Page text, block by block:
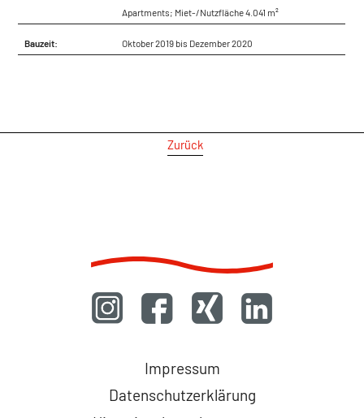
Apartments; Miet-/Nutzfläche 4.041 m²
Bauzeit: Oktober 2019 bis Dezember 2020
Zurück
Navigation
überspringen
Impressum
Datenschutzerklärung